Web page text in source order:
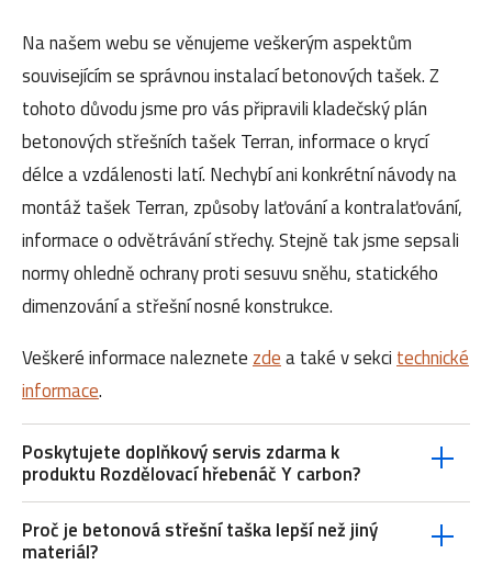
Na našem webu se věnujeme veškerým aspektům
souvisejícím se správnou instalací betonových tašek. Z
tohoto důvodu jsme pro vás připravili kladečský plán
betonových střešních tašek Terran, informace o krycí
délce a vzdálenosti latí. Nechybí ani konkrétní návody na
montáž tašek Terran, způsoby laťování a kontralaťování,
informace o odvětrávání střechy. Stejně tak jsme sepsali
normy ohledně ochrany proti sesuvu sněhu, statického
dimenzování a střešní nosné konstrukce.
Veškeré informace naleznete zdea také v sekci technické
informace.
Poskytujete doplňkový servis zdarma k
produktu Rozdělovací hřebenáč Y carbon?
Proč je betonová střešní taška lepší než jiný
materiál?